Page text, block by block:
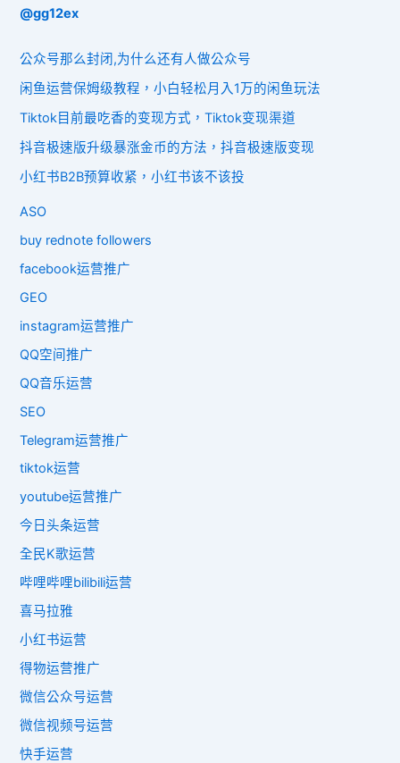
@gg12ex
公众号那么封闭,为什么还有人做公众号
闲鱼运营保姆级教程，小白轻松月入1万的闲鱼玩法
Tiktok目前最吃香的变现方式，Tiktok变现渠道
抖音极速版升级暴涨金币的方法，抖音极速版变现
小红书B2B预算收紧，小红书该不该投
ASO
buy rednote followers
facebook运营推广
GEO
instagram运营推广
QQ空间推广
QQ音乐运营
SEO
Telegram运营推广
tiktok运营
youtube运营推广
今日头条运营
全民K歌运营
哔哩哔哩bilibili运营
喜马拉雅
小红书运营
得物运营推广
微信公众号运营
微信视频号运营
快手运营